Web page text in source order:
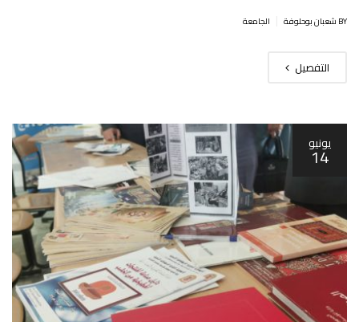
BY شعبان بوحلوفة الجامعة
التفصيل
يونيو
14